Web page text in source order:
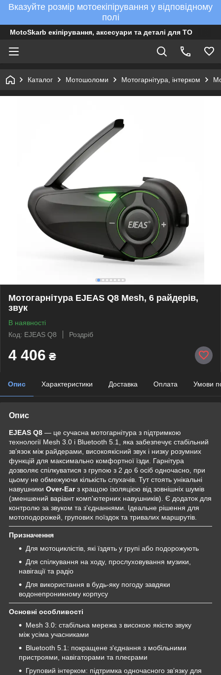
Вказуйте розмір мотоекіпірування у відповідному
полі
MotoSkarb екіпірування, аксесуари та деталі для ТО
Каталог Мотошоломи Мотогарнітура, інтерком
Мотогарнітура EJEAS Q8 Mesh, 6 райдерів,
звук
В наявності
Код: EJEAS Q8
Роздріб
4 406 ₴
Опис Характеристики Доставка Оплата Умови
Опис
EJEAS Q8 — це сучасна мотогарнітура з підтримкою
технології Mesh 3.0 і Bluetooth 5.1, яка забезпечує стабільний
зв’язок між райдерами, високоякісний звук і низку розумних
функцій для максимально комфортної їзди. Гарнітура
дозволяє спілкуватися з групою з 2 до 6 осіб одночасно, при
цьому не обмежуючи кількість слухачів. Тут стоять унікальні
навушники Over-Earз кращою ізоляцією від зовнішніх шумів
(зменшений варіант комп'ютерних навушників). Є додаток для
контролю за звуком та з'єднаннями. Ідеальне рішення для
мотоподорожей, групових поїздок та тривалих маршрутів.
Призначення
Для мотоциклістів, які їздять у групі або подорожують
Для спілкування на ходу, прослуховування музики,
навігації та радіо
Для використання в будь-яку погоду завдяки
водонепроникному корпусу
Основні особливості
Mesh 3.0: стабільна мережа з високою якістю звуку
між усіма учасниками
Bluetooth 5.1: покращене з'єднання з мобільними
пристроями, навігаторами та плеєрами
Груповий інтерком: підтримка одночасного зв’язку для